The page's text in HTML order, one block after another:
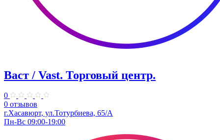
Васт / Vast. Торговый центр.
0
0 отзывов
г.Хасавюрт, ул.Тотурбиева, 65/А
Пн-Вс 09:00-19:00